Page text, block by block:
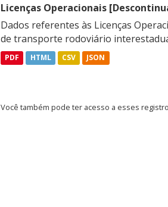
Licenças Operacionais
Dados referentes às Licenças
de transporte rodoviário
PDF HTML CSV JSON
Você também pode ter acesso a esses